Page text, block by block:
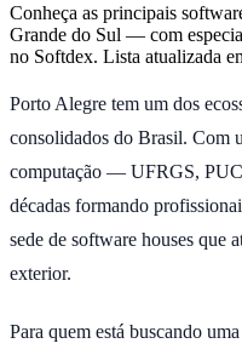
Conheça as principais
Grande do Sul — com
no Softdex. Lista atualizada
Porto Alegre tem um dos
consolidados do Brasil. Com
computação — UFRGS,
décadas formando
sede de software houses que
exterior.
Para quem está buscando